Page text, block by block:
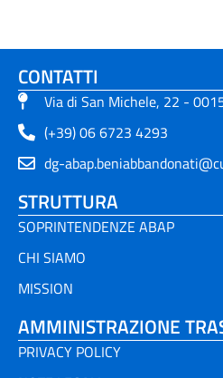
CONTATTI
Via di San Michele, 22 -
(+39) 06 6723 4293
dg-
STRUTTURA
SOPRINTENDENZE ABAP
CHI SIAMO
MISSION
AMMINISTRAZIONE
PRIVACY POLICY